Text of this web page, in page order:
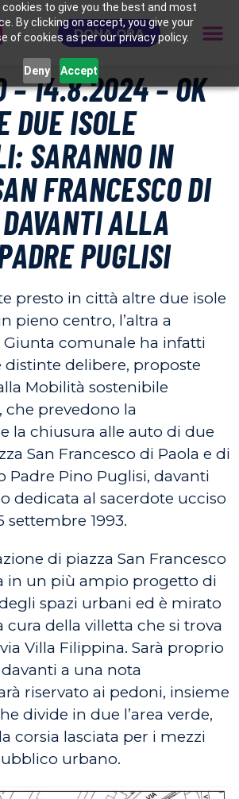
to give you the best and most
By clicking on accept, you give your
of cookies as per our privacy policy.
Deny Accept
DONA ORA
– 14.8.2024 – OK
DUE ISOLE
SARANNO IN
FRANCESCO DI
ALLA
PUGLISI
presto in città altre due isole
pieno centro, l’altra a
Giunta comunale ha infatti
delibere, proposte
Mobilità sostenibile
che prevedono la
la chiusura alle auto di due
San Francesco di Paola e di
Padre Pino Puglisi, davanti
dedicata al sacerdote ucciso
settembre 1993.
di piazza San Francesco
in un più ampio progetto di
spazi urbani ed è mirato
cura della villetta che si trova
Villa Filippina. Sarà proprio
a una nota
riservato ai pedoni, insieme
divide in due l’area verde,
corsia lasciata per i mezzi
urbano.